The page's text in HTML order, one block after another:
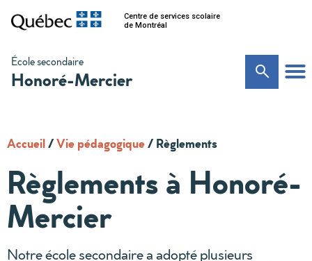
Centre de services scolaire
de Montréal
École secondaire
Honoré-Mercier
Accueil/Vie pédagogique/Règlements
Règlements à Honoré-
Mercier
Notre école secondaire a adopté plusieurs